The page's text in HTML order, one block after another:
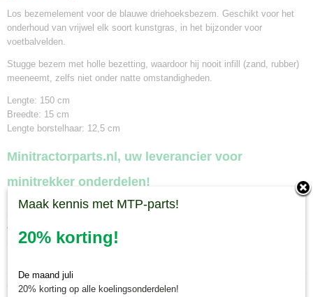
Los bezemelement voor de blauwe driehoeksbezem. Geschikt voor het
onderhoud van vrijwel elk soort kunstgras, in het bijzonder voor
voetbalvelden.
Stugge bezem met holle bezetting, waardoor hij nooit infill (zand, rubber)
meeneemt, zelfs niet onder natte omstandigheden.
Lengte: 150 cm
Breedte: 15 cm
Lengte borstelhaar: 12,5 cm
Minitractorparts.nl, uw leverancier voor
minitrekker onderdelen!
Minitractorparts heeft een groot assortiment onderdelen op het gebied van
verkopen deze onderdelen met als specialisme de Japanse
minitractormerken Yanmar, Iseki, Kubota en Shibaura.
Ook interessant
Maak kennis met MTP-parts!
20% korting!
De maand juli
20% korting op alle koelingsonderdelen!